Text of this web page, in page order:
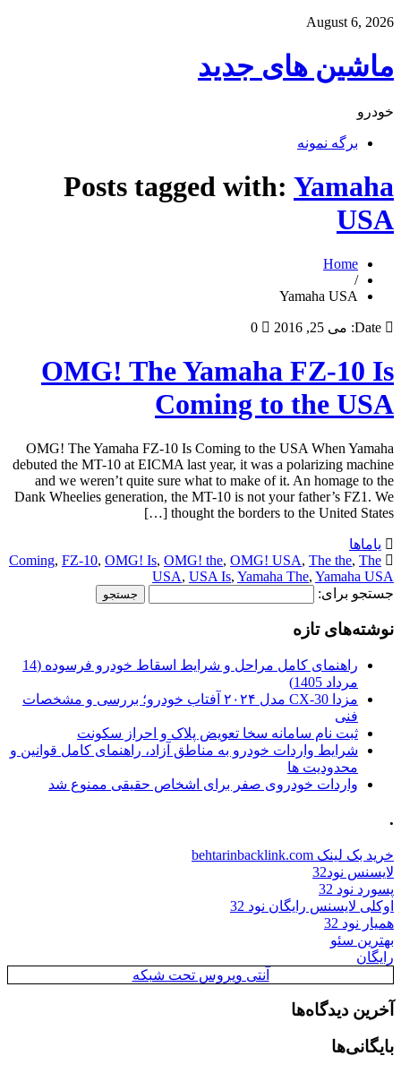
August 6, 2026
ماشین های جدید
خودرو
برگه نمونه
Posts tagged with: Yamaha
USA
Home
/
Yamaha USA
Date: می 25, 2016 0
OMG! The Yamaha FZ-10 Is
Coming to the USA
OMG! The Yamaha FZ-10 Is Coming to the USA When Yamaha
debuted the MT-10 at EICMA last year, it was a polarizing machine
and we weren’t quite sure what to make of it. An homage to the
Dank Wheelies generation, the MT-10 is not your father’s FZ1. We
thought the borders to the United States […]
یاماها
Coming, FZ-10, OMG! Is, OMG! the, OMG! USA, The the, The
USA, USA Is, Yamaha The, Yamaha USA
جستجو برای:
نوشته‌های تازه
راهنمای کامل مراحل و شرایط اسقاط خودرو فرسوده (14
مرداد 1405)
مزدا CX-30 مدل ۲۰۲۴ آفتاب خودرو؛ بررسی و مشخصات
فنی
ثبت نام سامانه سخا تعویض پلاک و احراز سکونت
شرایط واردات خودرو به مناطق آزاد، راهنمای کامل قوانین و
محدودیت ها
واردات خودروی صفر برای اشخاص حقیقی ممنوع شد
.
خرید بک لینک behtarinbacklink.com
لایسنس نود32
پسورد نود 32
اوکلی لایسنس رایگان نود 32
همیار نود 32
بهترین سئو
رایگان
آنتی ویروس تحت شبکه
آخرین دیدگاه‌ها
بایگانی‌ها